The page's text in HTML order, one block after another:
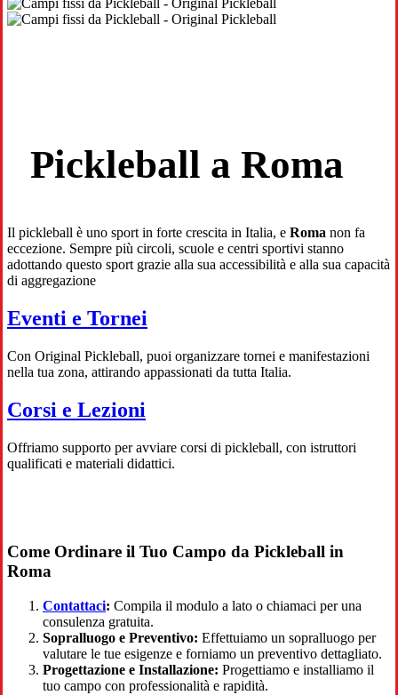
Pickleball a Roma
Il pickleball è uno sport in forte crescita in Italia, e Roma non fa
eccezione. Sempre più circoli, scuole e centri sportivi stanno
adottando questo sport grazie alla sua accessibilità e alla sua capacità
di aggregazione
Eventi e Tornei
Con Original Pickleball, puoi organizzare tornei e manifestazioni
nella tua zona, attirando appassionati da tutta Italia.
Corsi e Lezioni
Offriamo supporto per avviare corsi di pickleball, con istruttori
qualificati e materiali didattici.
Come Ordinare il Tuo Campo da Pickleball in
Roma
Contattaci: Compila il modulo a lato o chiamaci per una
consulenza gratuita.
Sopralluogo e Preventivo: Effettuiamo un sopralluogo per
valutare le tue esigenze e forniamo un preventivo dettagliato.
Progettazione e Installazione: Progettiamo e installiamo il
tuo campo con professionalità e rapidità.